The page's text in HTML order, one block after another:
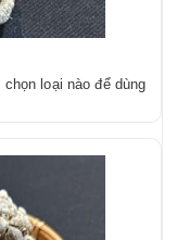
loại nào để dùng